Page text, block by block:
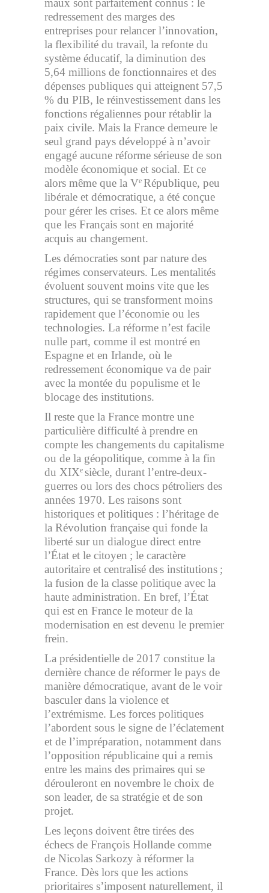
maux sont parfaitement connus : le
redressement des marges des
entreprises pour relancer l’innovation,
la flexibilité du travail, la refonte du
système éducatif, la diminution des
5,64 millions de fonctionnaires et des
dépenses publiques qui atteignent 57,5
% du PIB, le réinvestissement dans les
fonctions régaliennes pour rétablir la
paix civile. Mais la France demeure le
seul grand pays développé à n’avoir
engagé aucune réforme sérieuse de son
modèle économique et social. Et ce
alors même que la Ve République, peu
libérale et démocratique, a été conçue
pour gérer les crises. Et ce alors même
que les Français sont en majorité
acquis au changement.
Les démocraties sont par nature des
régimes conservateurs. Les mentalités
évoluent souvent moins vite que les
structures, qui se transforment moins
rapidement que l’économie ou les
technologies. La réforme n’est facile
nulle part, comme il est montré en
Espagne et en Irlande, où le
redressement économique va de pair
avec la montée du populisme et le
blocage des institutions.
Il reste que la France montre une
particulière difficulté à prendre en
compte les changements du capitalisme
ou de la géopolitique, comme à la fin
du XIXe siècle, durant l’entre-deux-
guerres ou lors des chocs pétroliers des
années 1970. Les raisons sont
historiques et politiques : l’héritage de
la Révolution française qui fonde la
liberté sur un dialogue direct entre
l’État et le citoyen ; le caractère
autoritaire et centralisé des institutions ;
la fusion de la classe politique avec la
haute administration. En bref, l’État
qui est en France le moteur de la
modernisation en est devenu le premier
frein.
La présidentielle de 2017 constitue la
dernière chance de réformer le pays de
manière démocratique, avant de le voir
basculer dans la violence et
l’extrémisme. Les forces politiques
l’abordent sous le signe de l’éclatement
et de l’impréparation, notamment dans
l’opposition républicaine qui a remis
entre les mains des primaires qui se
dérouleront en novembre le choix de
son leader, de sa stratégie et de son
projet.
Les leçons doivent être tirées des
échecs de François Hollande comme
de Nicolas Sarkozy à réformer la
France. Dès lors que les actions
prioritaires s’imposent naturellement, il